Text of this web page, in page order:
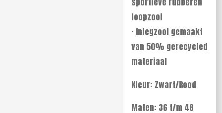
loopzool
· Inlegzool gemaakt
van 50% gerecycled
materiaal
Kleur: Zwart/Rood
Maten: 36 t/m 48